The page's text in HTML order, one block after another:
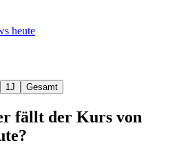
heute
1J Gesamt
fällt der Kurs von